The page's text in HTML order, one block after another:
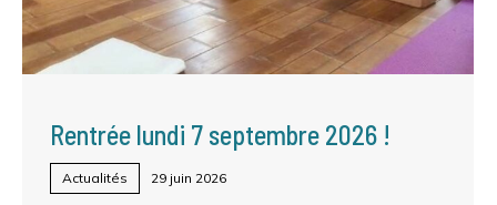
Rentrée lundi 7 septembre 2026 !
Actualités 29 juin 2026